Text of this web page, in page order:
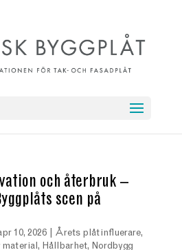
och återbruk –
scen på
10, 2026| Årets plåtinfluerare,
material, Hållbarhet, Nordbygg